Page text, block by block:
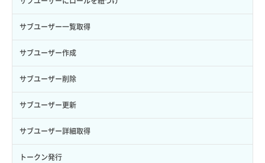
サブユーザー一覧取得
サブユーザー作成
サブユーザー削除
サブユーザー更新
サブユーザー詳細取得
トークン発行